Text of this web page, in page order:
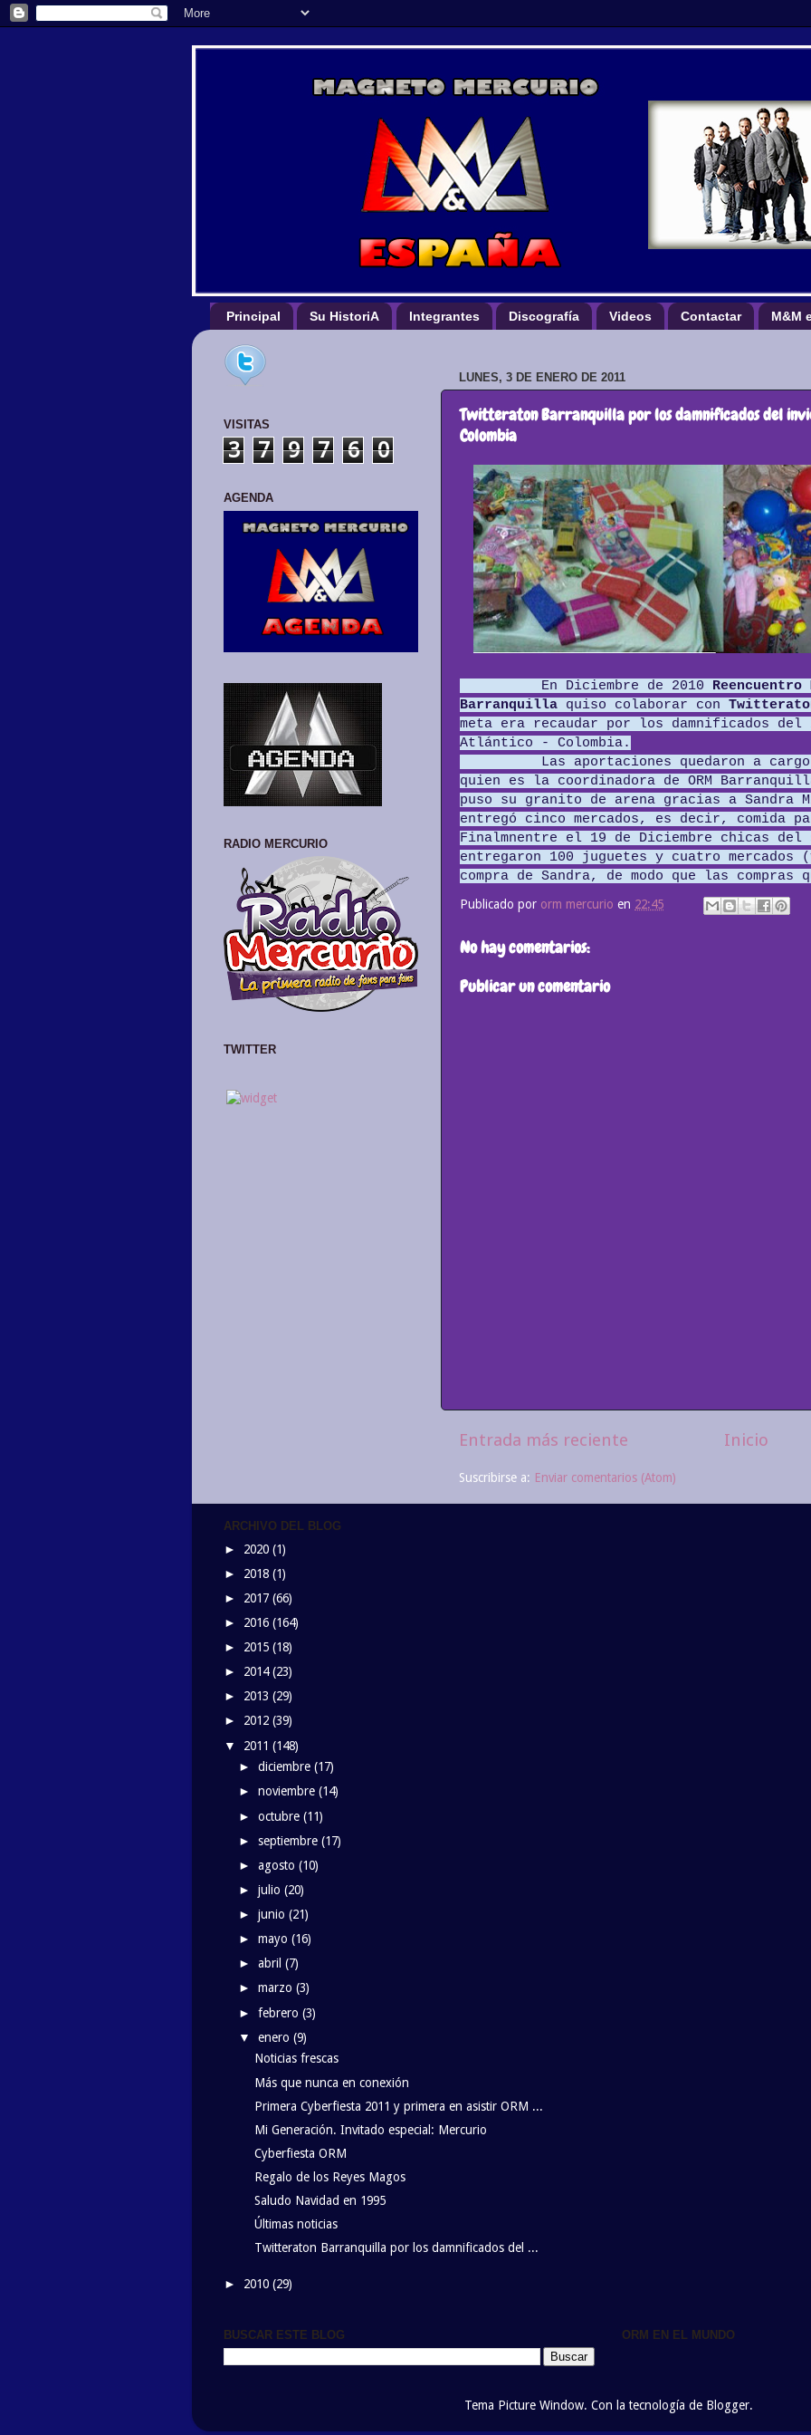
Principal Su HistoriA Integrantes Discografía Videos Contactar M&M
LUNES, 3 DE ENERO DE 2011
Twitteraton Barranquilla por los damnificados del
Colombia
En Diciembre de 2010 Reencuentro
Barranquilla quiso colaborar con
meta era recaudar por los damnificados
Atlántico - Colombia.
Las aportaciones quedaron a cargo
quien es la coordinadora de ORM
puso su granito de arena gracias a Sandra
entregó cinco mercados, es decir, comida
Finalmnentre el 19 de Diciembre chicas
entregaron 100 juguetes y cuatro
compra de Sandra, de modo que las compras
Publicado por orm mercurio en 22:45
No hay comentarios:
Publicar un comentario
Entrada más reciente Inicio
Suscribirse a: Enviar comentarios (Atom)
VISITAS
3 7 9 7 6 0
AGENDA
RADIO MERCURIO
TWITTER
ARCHIVO DEL BLOG
► 2020 (1)
► 2018 (1)
► 2017 (66)
► 2016 (164)
► 2015 (18)
► 2014(23)
► 2013 (29)
► 2012 (39)
▼ 2011 (148)
►diciembre(17)
►noviembre(14)
►octubre(11)
►septiembre(17)
►agosto(10)
►julio(20)
►junio(21)
►mayo(16)
►abril(7)
►marzo(3)
►febrero(3)
▼enero(9)
Noticias frescas
Más que nunca en conexión
Primera Cyberfiesta 2011 y primera en asistir ORM ...
Mi Generación. Invitado especial: Mercurio
Cyberfiesta ORM
Regalo de los Reyes Magos
Saludo Navidad en 1995
Últimas noticias
Twitteraton Barranquilla por los damnificados del ...
► 2010 (29)
BUSCAR ESTE BLOG ORM EN EL MUNDO
Tema Picture Window. Con la tecnología de Blogger.